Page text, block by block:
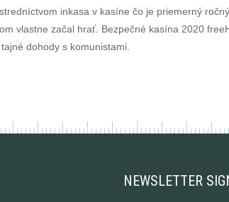
inkasa v kasíne čo je priemerný
vlastne začal hrať. Bezpečné kasína 2020
dohody s komunistami.
NEWSLETTER